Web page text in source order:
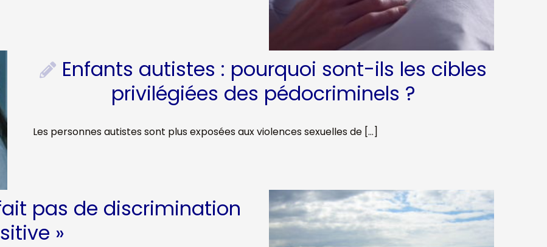
Enfants autistes : pourquoi sont-ils les cibles
privilégiées des pédocriminels ?
Les personnes autistes sont plus exposées aux violences sexuelles de […]
pas de discrimination
»